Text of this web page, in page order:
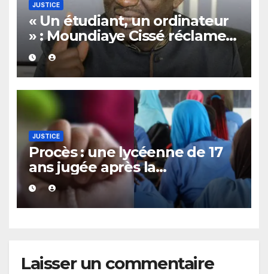
JUSTICE
« Un étudiant, un ordinateur
» : Moundiaye Cissé réclame
une enquête de l’OFNAC
JUSTICE
Procès : une lycéenne de 17
ans jugée après la
découverte d’un bébé caché
sous un lit
Laisser un commentaire